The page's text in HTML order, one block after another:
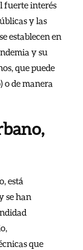
fuerte interés
y las
establecen en
y su
que puede
o de manera
está
se han
que